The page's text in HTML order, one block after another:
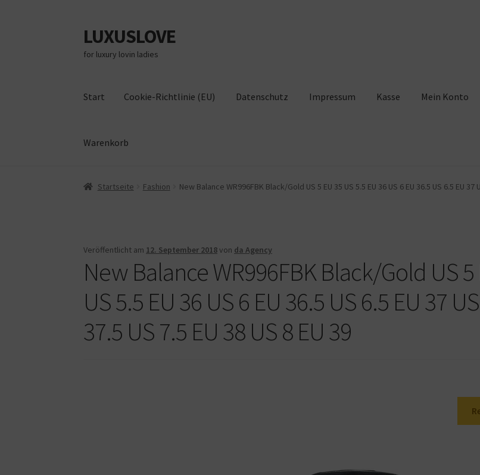
Zur
Navigation
springen
Zum
Inhalt
springen
LUXUSLOVE
for luxury lovin ladies
Start Cookie-Richtlinie (EU) Datenschutz Impressum Kasse Mein Konto
Warenkorb
Start Cookie-Richtlinie (EU) Datenschutz Impressum KasseMein Konto Shop Warenkorb
Startseite Fashion New Balance WR996FBK Black/Gold US 5 EU 35 US 5.5 EU 36 US 6 EU 36.5 US 6.5 EU 37
Veröffentlicht am 12. September 2018von da Agency
New Balance WR996FBK Black/Gold US 5
US 5.5 EU 36 US 6 EU 36.5 US 6.5 EU 37
37.5 US 7.5 EU 38 US 8 EU 39